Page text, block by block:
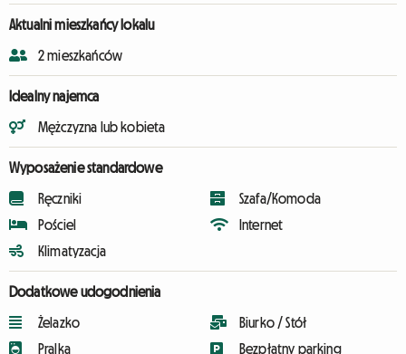
Aktualni mieszkańcy lokalu
2 mieszkańców
Idealny najemca
Mężczyzna lub kobieta
Wyposażenie standardowe
Ręczniki
Pościel
Klimatyzacja
Szafa/Komoda
Internet
Dodatkowe udogodnienia
Żelazko
Pralka
Biurko / Stół
Bezpłatny parking